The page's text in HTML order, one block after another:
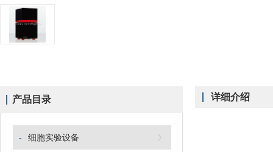
产品目录
- 细胞实验设备
详细介绍